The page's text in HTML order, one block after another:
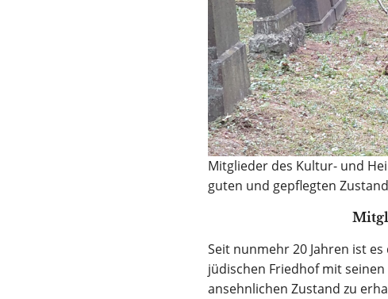
Mitglieder des Kultur- und
guten und gepflegten
Seit nunmehr 20 Jahren ist
jüdischen Friedhof mit
ansehnlichen Zustand zu